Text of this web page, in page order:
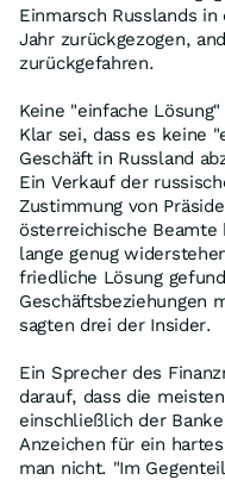
Einmarsch Russlands
Jahr zurückgezogen,
zurückgefahren.
Keine "einfache Lösung"
Klar sei, dass es keine
Geschäft in Russland
Ein Verkauf der
Zustimmung von
österreichische
lange genug
friedliche Lösung
Geschäftsbeziehungen
sagten drei der Insider.
Ein Sprecher des
darauf, dass die
einschließlich der
Anzeichen für ein
man nicht. "Im